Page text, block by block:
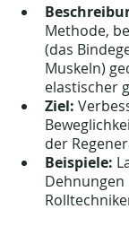
Methode,
(das
Muskeln)
elastischer
Ziel:
der
Beispiele: